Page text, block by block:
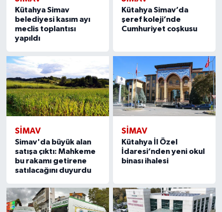
Kütahya Simav
belediyesi kasım ayı
meclis toplantısı
yapıldı
Kütahya Simav’da
şeref koleji’nde
Cumhuriyet coşkusu
SIMAV
Simav'da büyük alan
satışa çıktı: Mahkeme
bu rakamı getirene
satılacağını duyurdu
SIMAV
Kütahya İl Özel
İdaresi’nden yeni okul
binası ihalesi